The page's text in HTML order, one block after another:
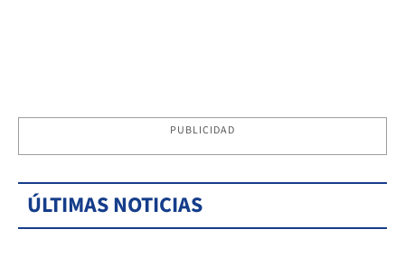
PUBLICIDAD
ÚLTIMAS NOTICIAS